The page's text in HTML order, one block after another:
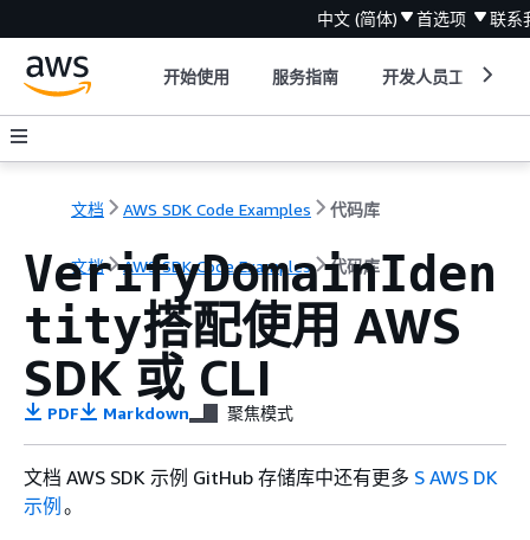
中文 (简体) 首选项 联系
开始使用 服务指南 开发人员工具
文档 AWS SDK Code Examples 代码库
文档 AWS SDK Code Examples 代码库
VerifyDomainIden
tity搭配使用 AWS
SDK 或 CLI
PDF Markdown 聚焦模式
文档 AWS SDK 示例 GitHub 存储库中还有更多 S AWS DK
示例 。